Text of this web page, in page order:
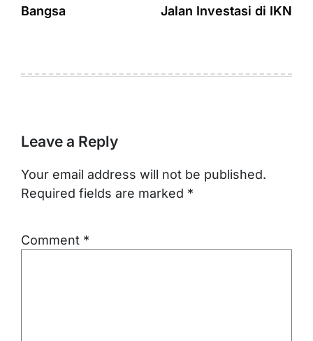
Bangsa
Jalan Investasi di IKN
Leave a Reply
Your email address will not be published.
Required fields are marked *
Comment *